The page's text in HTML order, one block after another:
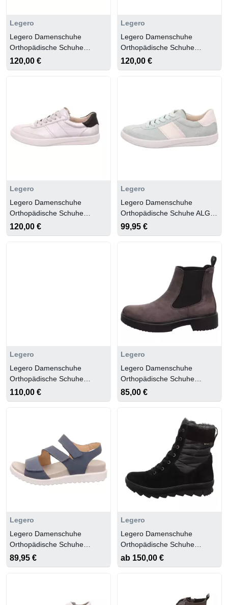
Legero
Legero Damenschuhe
Orthopädische Schuhe
OFFWHITE (WEISS)
120,00 €
Legero
Legero Damenschuhe
Orthopädische Schuhe
OFFWHITE (WEISS)
120,00 €
Legero
Legero Damenschuhe
Orthopädische Schuhe
SILVER (METALLIC)
120,00 €
Legero
Legero Damenschuhe
Orthopädische Schuhe ALGA
(HELLGRÜN)
99,95 €
Legero
Legero Damenschuhe
Orthopädische Schuhe
METALLIC SILBER
110,00 €
Legero
Legero Damenschuhe
Orthopädische Schuhe
OSSIDO (GRAU)
85,00 €
Legero
Legero Damenschuhe
Orthopädische Schuhe
INDACOX (BLAU)
89,95 €
Legero
Legero Damenschuhe
Orthopädische Schuhe
SCHWARZ (SCHWARZ)
ab 150,00 €